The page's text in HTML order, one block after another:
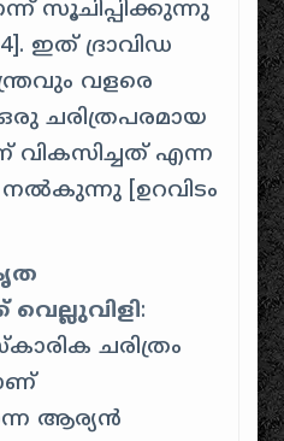
സൂചിപ്പിക്കുന്നു
]. ഇത് ദ്രാവിഡ
വളരെ
ചരിത്രപരമായ
എന്ന
നൽകുന്നു [ ഉറവിടം
വെല്ലുവിളി:
ചരിത്രം
ആര്യൻ